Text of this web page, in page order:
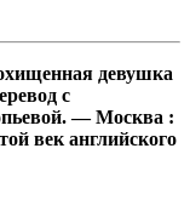
девушка
с
— Москва :
век английского